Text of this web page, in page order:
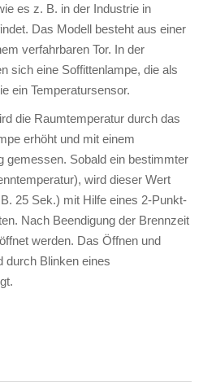
es z. B. in der Industrie in
Das Modell besteht aus einer
verfahrbaren Tor. In der
sich eine Soffittenlampe, die als
ein Temperatursensor.
die Raumtemperatur durch das
erhöht und mit einem
gemessen. Sobald ein bestimmter
wird dieser Wert
25 Sek.) mit Hilfe eines 2-Punkt-
Nach Beendigung der Brennzeit
werden. Das Öffnen und
durch Blinken eines